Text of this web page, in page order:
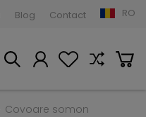
Blog Contact RO
Covoare somon